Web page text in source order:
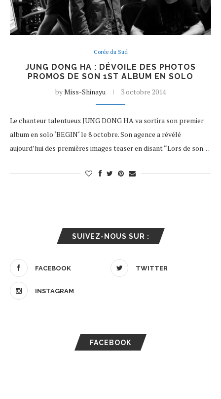
Corée du Sud
JUNG DONG HA : DÉVOILE DES PHOTOS
PROMOS DE SON 1ST ALBUM EN SOLO
byMiss-Shinayu 3 octobre 2014
Le chanteur talentueux JUNG DONG HA va sortira son premier
album en solo ‘BEGIN‘ le 8 octobre. Son agence a révélé
aujourd’hui des premières images teaser en disant “Lors de son…
SUIVEZ-NOUS SUR :
FACEBOOK TWITTER
INSTAGRAM
FACEBOOK